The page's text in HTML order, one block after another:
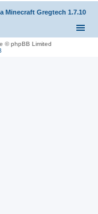
Minecraft Gregtech 1.7.10
© phpBB Limited